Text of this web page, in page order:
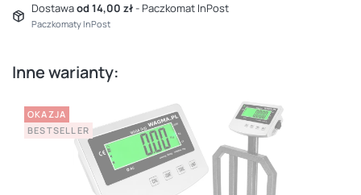
Dostawaod 14,00 zł- Paczkomat InPost
Paczkomaty InPost
Inne warianty:
OKAZJA
BESTSELLER